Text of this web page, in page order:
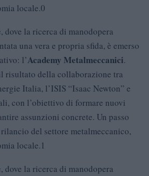
locale.0
dove la ricerca di manodopera
una vera e propria sfida, è emerso
l’Academy Metalmeccanici.
risultato della collaborazione tra
Italia, l’ISIS “Isaac Newton” e
con l’obiettivo di formare nuovi
assunzioni concrete. Un passo
del settore metalmeccanico,
locale.1
dove la ricerca di manodopera